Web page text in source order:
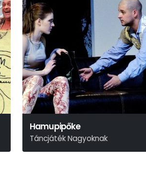
Hamupipőke
Táncjáték Nagyoknak
Szergej Prokofjev